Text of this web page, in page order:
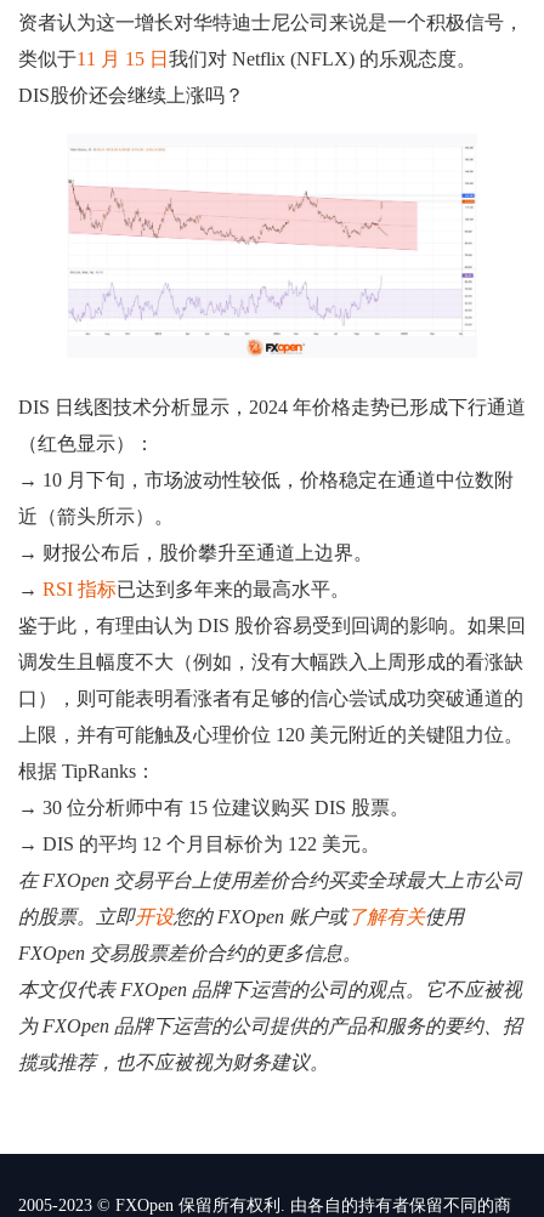
资者认为这一增长对华特迪士尼公司来说是一个积极信号，
类似于11 月 15 日 我们对 Netflix (NFLX) 的乐观态度。
DIS股价还会继续上涨吗？
DIS 日线图技术分析显示，2024 年价格走势已形成下行通道
（红色显示）：
→ 10 月下旬，市场波动性较低，价格稳定在通道中位数附
近（箭头所示）。
→ 财报公布后，股价攀升至通道上边界。
→ RSI 指标已达到多年来的最高水平。
鉴于此，有理由认为 DIS 股价容易受到回调的影响。如果回
调发生且幅度不大（例如，没有大幅跌入上周形成的看涨缺
口），则可能表明看涨者有足够的信心尝试成功突破通道的
上限，并有可能触及心理价位 120 美元附近的关键阻力位。
根据 TipRanks：
→ 30 位分析师中有 15 位建议购买 DIS 股票。
→ DIS 的平均 12 个月目标价为 122 美元。
在 FXOpen 交易平台上使用差价合约买卖全球最大上市公司
的股票。立即开设您的 FXOpen 账户或了解有关使用
FXOpen 交易股票差价合约的更多信息。
本文仅代表 FXOpen 品牌下运营的公司的观点。它不应被视
为 FXOpen 品牌下运营的公司提供的产品和服务的要约、招
揽或推荐，也不应被视为财务建议。
2005-2023 © FXOpen 保留所有权利. 由各自的持有者保留不同的商